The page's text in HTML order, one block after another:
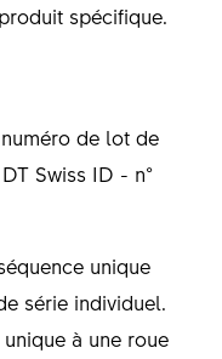
spécifique.
de lot de
Swiss ID - n°
unique
série individuel.
à une roue